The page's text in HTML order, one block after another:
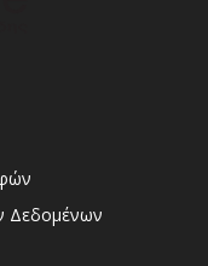
Δεδομένων